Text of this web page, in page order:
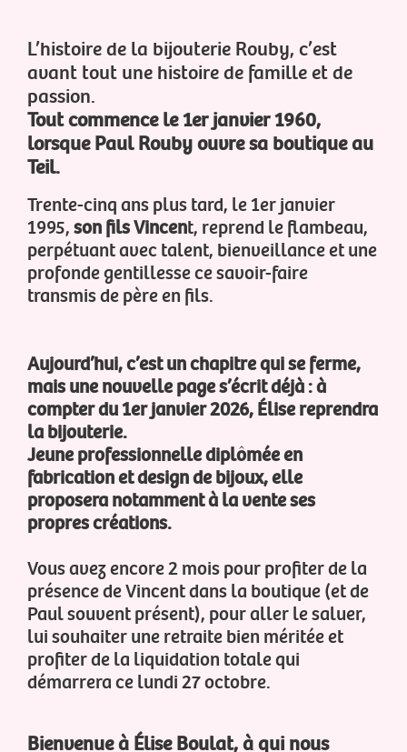
L’histoire de la bijouterie Rouby, c’est
avant tout une histoire de famille et de
passion.
Tout commence le 1er janvier 1960,
lorsque Paul Rouby ouvre sa boutique au
Teil.
Trente-cinq ans plus tard, le 1er janvier
1995, son fils Vincent, reprend le flambeau,
perpétuant avec talent, bienveillance et une
profonde gentillesse ce savoir-faire
transmis de père en fils.
Aujourd’hui, c’est un chapitre qui se ferme,
mais une nouvelle page s’écrit déjà : à
compter du 1er janvier 2026, Élise reprendra
la bijouterie.
Jeune professionnelle diplômée en
fabrication et design de bijoux, elle
proposera notamment à la vente ses
propres créations.
Vous avez encore 2 mois pour profiter de la
présence de Vincent dans la boutique (et de
Paul souvent présent), pour aller le saluer,
lui souhaiter une retraite bien méritée et
profiter de la liquidation totale qui
démarrera ce lundi 27 octobre.
Bienvenue à Élise Boulat, à qui nous